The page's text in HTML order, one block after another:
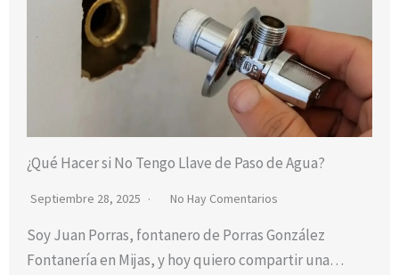
¿Qué Hacer si No Tengo Llave de Paso de Agua?
Septiembre 28, 2025 No Hay Comentarios
Soy Juan Porras, fontanero de Porras González
Fontanería en Mijas, y hoy quiero compartir una…